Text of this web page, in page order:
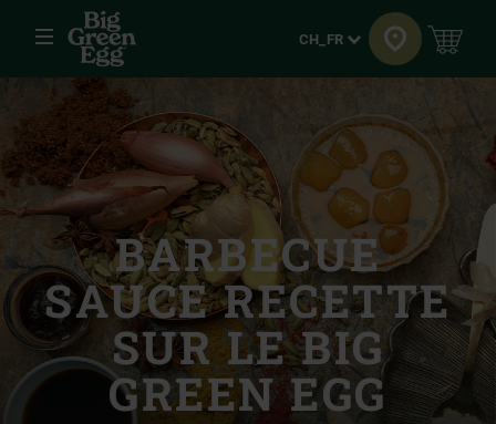
Menu Langue
CH_FR
BARBECUE
SAUCE RECETTE
SUR LE BIG
GREEN EGG